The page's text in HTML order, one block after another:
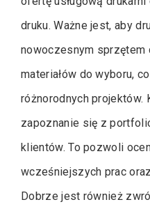
druku. Ważne jest, aby
nowoczesnym sprzętem
materiałów do wyboru,
różnorodnych projektów.
zapoznanie się z
klientów. To pozwoli
wcześniejszych prac
Dobrze jest również